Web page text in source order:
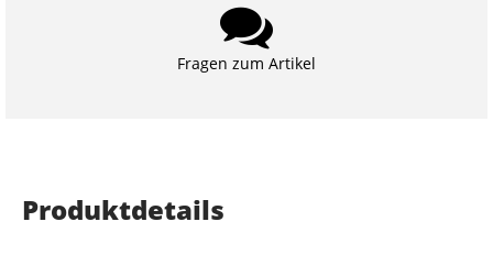
Fragen zum Artikel
Produktdetails